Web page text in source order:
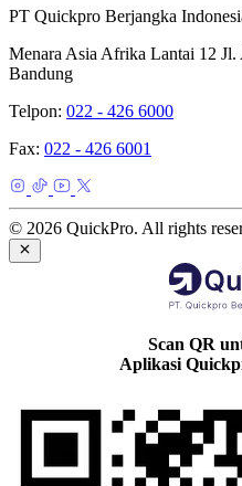
PT Quickpro Berjangka
Menara Asia Afrika Lantai 12
Bandung
Telpon: 022 - 426 6000
Fax: 022 - 426 6001
© 2026 QuickPro. All rights
Scan QR
Aplikasi